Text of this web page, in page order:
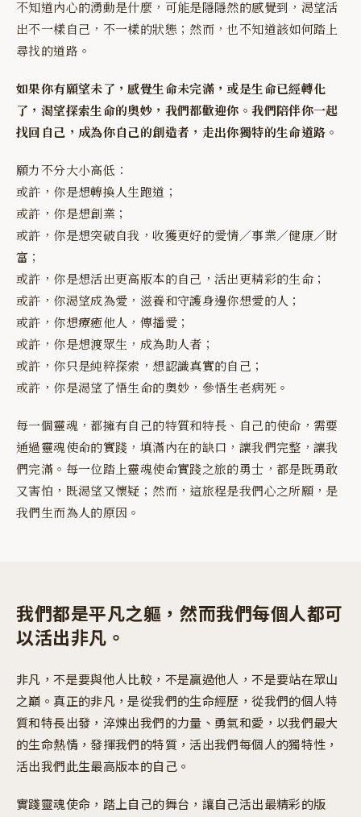
不知道內心的湧動是什麼，可能是隱隱然的感覺到，渴望活
出不一樣自己，不一樣的狀態；然而，也不知道該如何踏上
尋找的道路。
如果你有願望未了，感覺生命未完滿，或是生命已經轉化
了，渴望探索生命的奧妙，我們都歡迎你。我們陪伴你一起
找回自己，成為你自己的創造者，走出你獨特的生命道路。
願力不分大小高低：
或許，你是想轉換人生跑道；
或許，你是想創業；
或許，你是想突破自我，收獲更好的愛情／事業／健康／財
富；
或許，你是想活出更高版本的自己，活出更精彩的生命；
或許，你渴望成為愛，滋養和守護身邊你想愛的人；
或許，你想療癒他人，傳播愛；
或許，你是想渡眾生，成為助人者；
或許，你只是純粹探索，想認識真實的自己；
或許，你是渴望了悟生命的奧妙，參悟生老病死。
每一個靈魂，都擁有自己的特質和特長、自己的使命，需要
通過靈魂使命的實踐，填滿內在的缺口，讓我們完整，讓我
們完滿。每一位踏上靈魂使命實踐之旅的勇士，都是既勇敢
又害怕，既渴望又懷疑；然而，這旅程是我們心之所願，是
我們生而為人的原因。
我們都是平凡之軀，然而我們每個人都可
以活出非凡。
非凡，不是要與他人比較，不是贏過他人，不是要站在眾山
之巔。真正的非凡，是從我們的生命經歷，從我們的個人特
質和特長出發，淬煉出我們的力量、勇氣和愛，以我們最大
的生命熱情，發揮我們的特質，活出我們每個人的獨特性，
活出我們此生最高版本的自己。
實踐靈魂使命，踏上自己的舞台，讓自己活出最精彩的版